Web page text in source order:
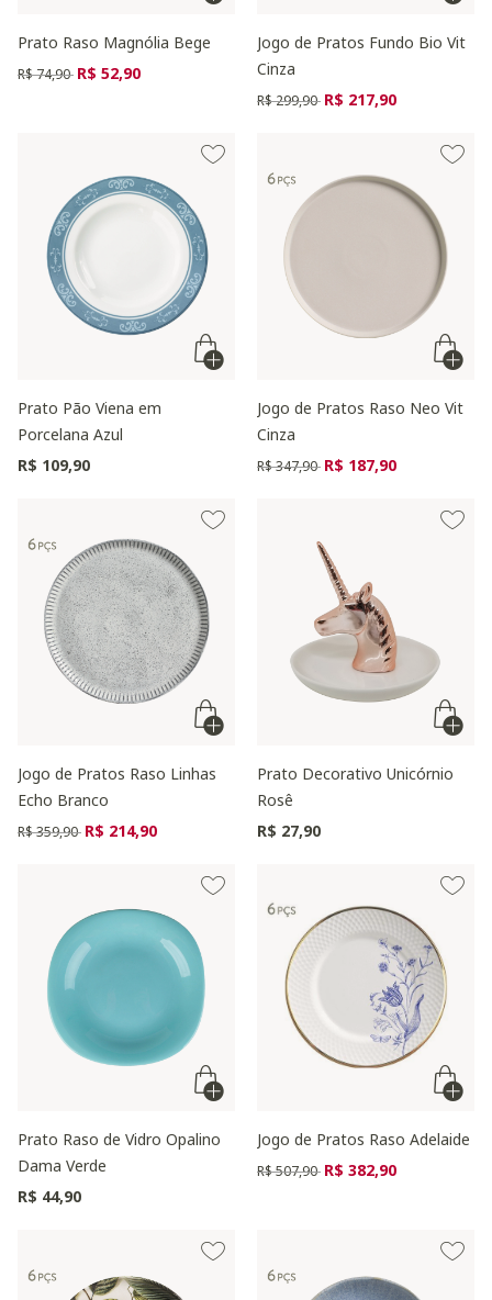
Prato Raso Magnólia Bege
Preço reduzido de
R$ 74,90 para
R$ 52,90
Jogo de Pratos Fundo Bio Vit
Cinza
Preço reduzido de
R$ 299,90 para
R$ 217,90
Prato Pão Viena em
Porcelana Azul
R$ 109,90
Jogo de Pratos Raso Neo Vit
Cinza
Preço reduzido de
R$ 347,90 para
R$ 187,90
Jogo de Pratos Raso Linhas
Echo Branco
Preço reduzido de
R$ 359,90 para
R$ 214,90
Prato Decorativo Unicórnio
Rosê
R$ 27,90
Prato Raso de Vidro Opalino
Dama Verde
R$ 44,90
Jogo de Pratos Raso Adelaide
Preço reduzido de
R$ 507,90 para
R$ 382,90